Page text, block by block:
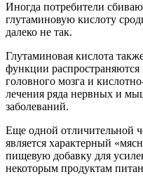
Иногда потребители
глутаминовую кислоту
далеко не так.
Глутаминовая кислота
функции
головного мозга и
лечения ряда нервных и
заболеваний.
Еще одной отличительной
является характерный
пищевую добавку для
некоторым продуктам